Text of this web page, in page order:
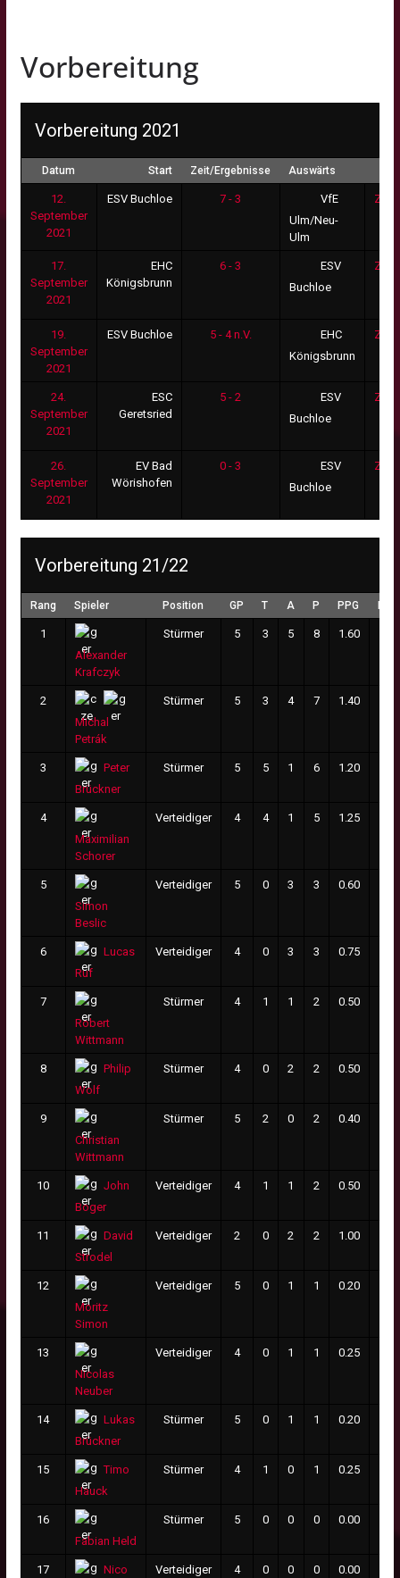
Vorbereitung
Vorbereitung 2021
Datum Start Zeit/Ergebnisse Auswärts
12.
September
2021
ESV Buchloe 7 - 3
VfE
Ulm/Neu-
Ulm
17.
September
2021
EHC
Königsbrunn
6 - 3
ESV
Buchloe
19.
September
2021
ESV Buchloe 5 - 4 n.V.
EHC
Königsbrunn
24.
September
2021
ESC
Geretsried
5 - 2
ESV
Buchloe
26.
September
2021
EV Bad
Wörishofen
0 - 3
ESV
Buchloe
Vorbereitung 21/22
Rang Spieler Position GP T A P PPG
1
Alexander
Krafczyk
Stürmer 5 3 5 8 1.60
2
Michal
Petrák
Stürmer 5 3 4 7 1.40
3
Peter
Brückner
Stürmer 5 5 1 6 1.20
4
Maximilian
Schorer
Verteidiger 4 4 1 5 1.25
5
Simon
Beslic
Verteidiger 5 0 3 3 0.60
6
Lucas
Ruf
Verteidiger 4 0 3 3 0.75
7
Robert
Wittmann
Stürmer 4 1 1 2 0.50
8
Philip
Wolf
Stürmer 4 0 2 2 0.50
9
Christian
Wittmann
Stürmer 5 2 0 2 0.40
10
John
Boger
Verteidiger 4 1 1 2 0.50
11
David
Strodel
Verteidiger 2 0 2 2 1.00
12
Moritz
Simon
Verteidiger 5 0 1 1 0.20
13
Nicolas
Neuber
Verteidiger 4 0 1 1 0.25
14
Lukas
Brückner
Stürmer 5 0 1 1 0.20
15
Timo
Hauck
Stürmer 4 1 0 1 0.25
16
Fabian Held
Stürmer 5 0 0 0 0.00
17
Nico
Verteidiger 4 0 0 0 0.00